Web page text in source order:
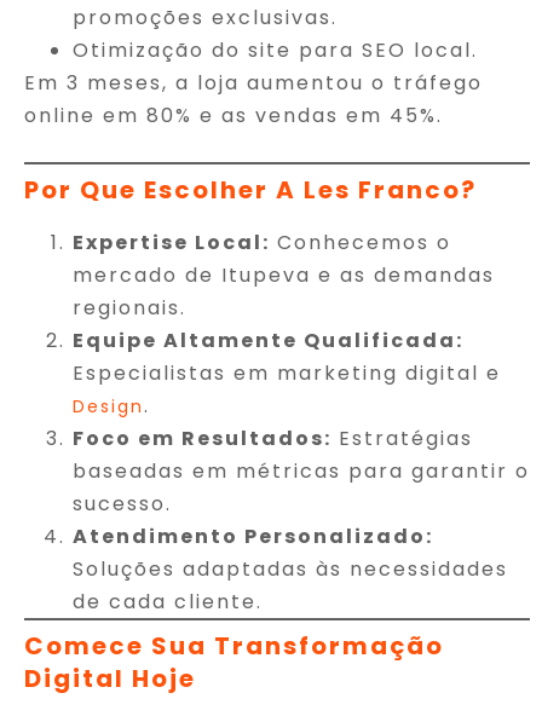
promoções exclusivas.
Otimização do site para SEO local.
Em 3 meses, a loja aumentou o tráfego
online em 80% e as vendas em 45%.
Por Que Escolher A Les Franco?
Expertise Local: Conhecemos o
mercado de Itupeva e as demandas
regionais.
Equipe Altamente Qualificada:
Especialistas em marketing digital e
Design.
Foco em Resultados: Estratégias
baseadas em métricas para garantir o
sucesso.
Atendimento Personalizado:
Soluções adaptadas às necessidades
de cada cliente.
Comece Sua Transformação
Digital Hoje